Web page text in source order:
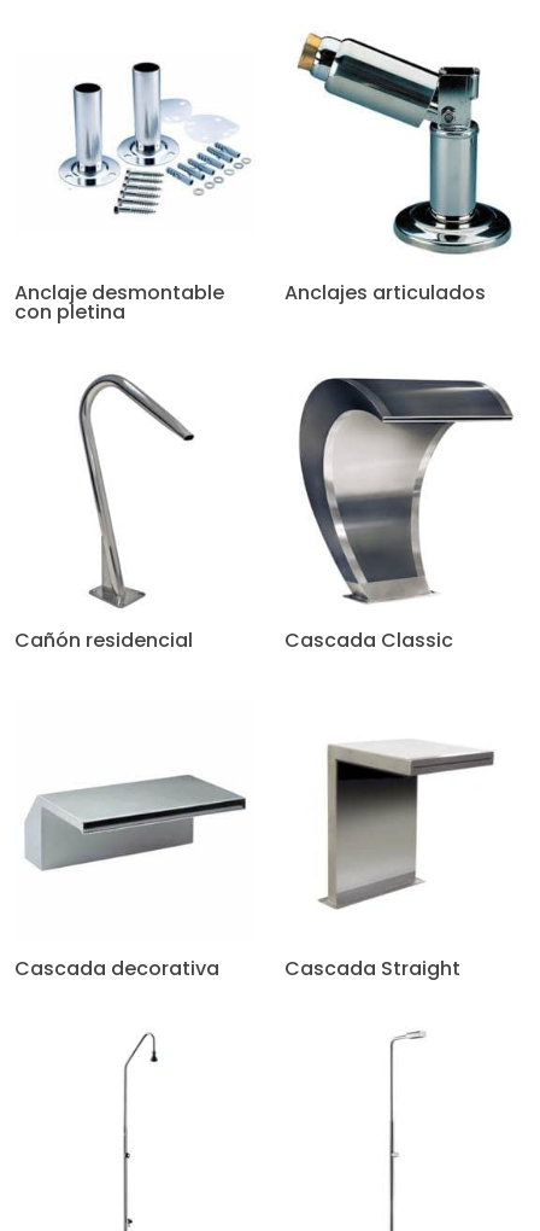
Anclaje desmontable
con pletina
Anclajes articulados
Cañón residencial Cascada Classic
Cascada decorativa Cascada Straight